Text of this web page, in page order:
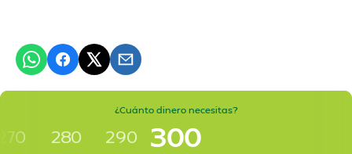
¿Cuánto dinero necesitas?
280 290 300